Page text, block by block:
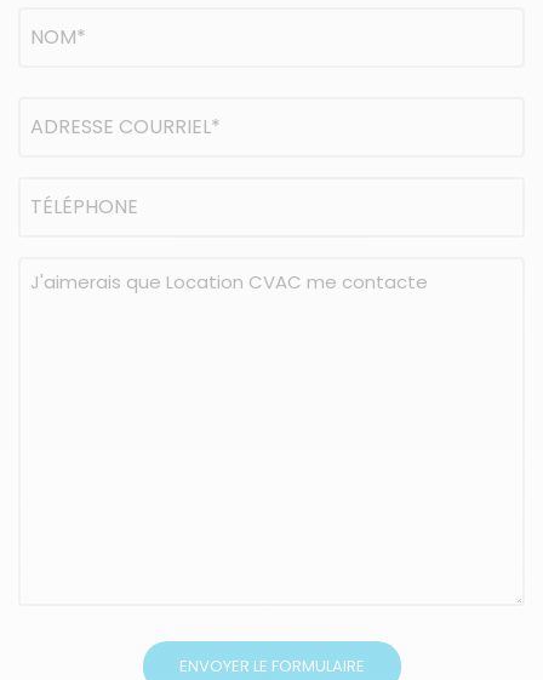
(Nécessaire)
courriel
Téléphone
Message